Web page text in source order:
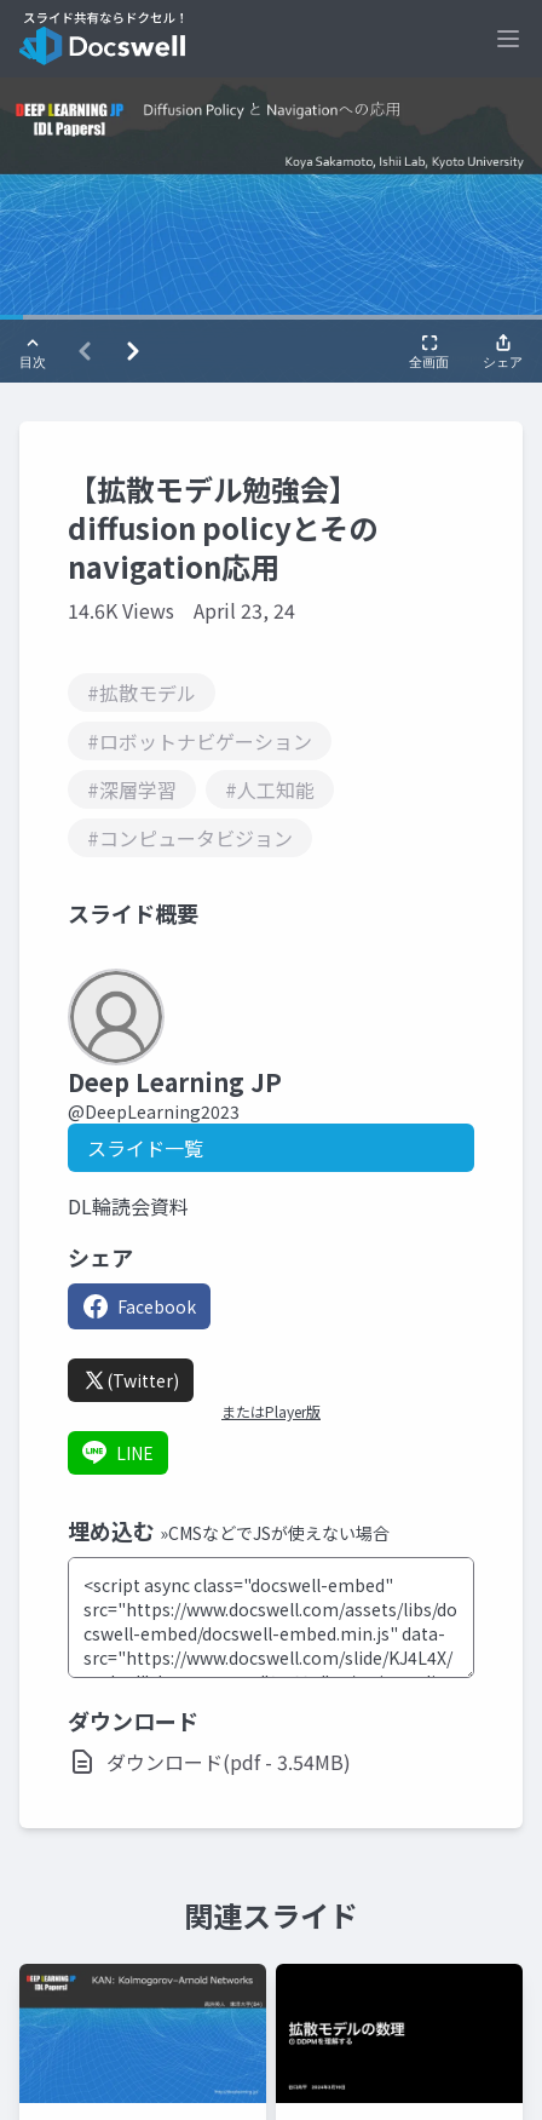
【拡散モデル勉強会】
diffusion policyとその
navigation応用
14.6K Views April 23, 24
#拡散モデル
#ロボットナビゲーション
#深層学習
#人工知能
#コンピュータビジョン
スライド概要
Deep Learning JP
@DeepLearning2023
スライド一覧
DL輪読会資料
シェア
Facebook
(Twitter)
またはPlayer版
LINE
埋め込む »CMSなどでJSが使えない場合
ダウンロード
ダウンロード(pdf - 3.54MB)
関連スライド